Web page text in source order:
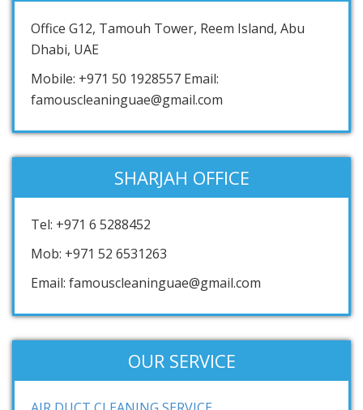
Office G12, Tamouh Tower, Reem Island, Abu
Dhabi, UAE
Mobile: +971 50 1928557 Email:
famouscleaninguae@gmail.com
SHARJAH OFFICE
Tel: +971 6 5288452
Mob: +971 52 6531263
Email: famouscleaninguae@gmail.com
OUR SERVICE